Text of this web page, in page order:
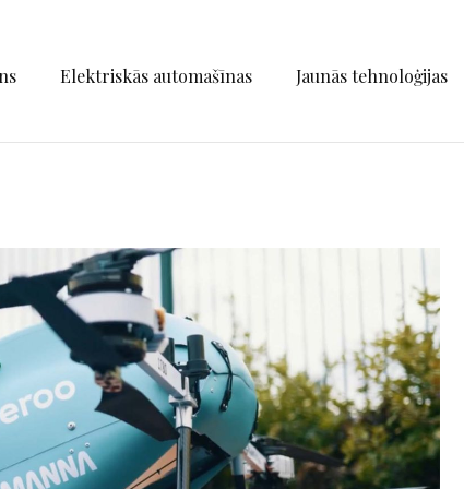
Elektriskās automašīnas Jaunās tehnoloģijas